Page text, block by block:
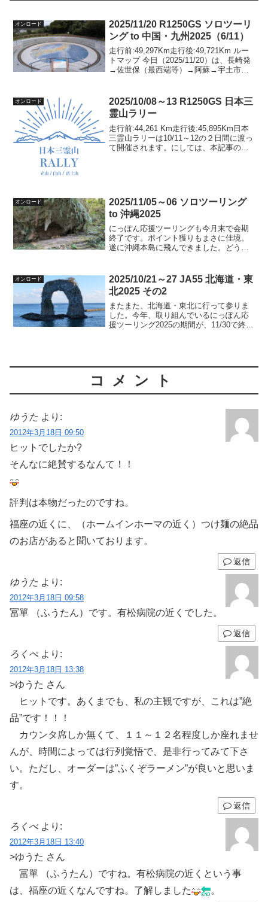
オンロード
2025/11/20 R1250GS ソロツーリ
ング to 中国・九州2025（6/11）
走行前:49,297Km走行後:49,721Km ルー
トマップ 今日（2025/11/20）は、長崎発
→佐世保（最西端等）→阿蘇→宇土市
て、初めてサウザンWPMをGet☺️...
オンロード
2025/10/08～13 R1250GS 日本三
霊山ラリー
走行前:44,261 Km走行後:45,895Km日本
三霊山ラリーは10/11～12の２日間に渡っ
て開催されます。にしては、本記事のタ
オンロード
2025/11/05～06 ソロツーリング
to 沖縄2025
にっぽん応援ツーリングも今月末で会期
終了です。ポイント獲りもまさに佳境。
遂に沖縄本島に飛んできました。どうし
た。小松ー那覇便の時刻の関係で、2泊3
日＆バイクレンタルで...
オンロード
2025/10/21～27 JA55 北海道・東
北2025 その2
またまた、北海道・東北に行って参りま
した。今年、取り組んでいるにっぽん応
援ツーリング2025の期間が、11/30で終わ
コメント
ゆうた より:
2012年3月18日 09:50
ヒットでしたか?
そんなに絶賛するなんて！！
評判は本物だったのですね。
福座の近くに、（ホームインホーマの近く）つけ麺の絶品
のお店があると聞いております。
返信
ゆうた より:
2012年3月18日 09:58
冨單 （ふうたん）です。有松病院の近くでした。
返信
ろくべ より:
2012年3月18日 13:38
>ゆうた さん
ヒットです。あくまでも、私の主観ですが、これは”絶
品”です！！！
カウンタ席しか無くて、１１～１２名程度しか座れませ
んが、時間によっては行列覚悟で、是非行ってみて下さ
い。ただし、オーダーは”ふくぞラーメン”が良いと思いま
す。
返信
ろくべ より:
2012年3月18日 13:40
>ゆうた さん
冨單 （ふうたん）ですね。有松病院の近くという事
は、福座の近くなんですね。了解しました
。